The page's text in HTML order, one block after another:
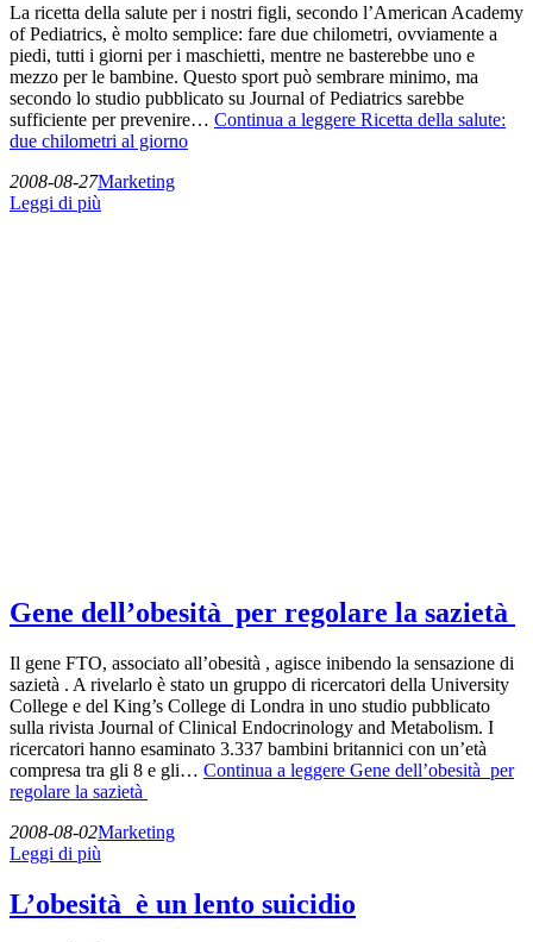
La ricetta della salute per i nostri figli, secondo l’American Academy
of Pediatrics, è molto semplice: fare due chilometri, ovviamente a
piedi, tutti i giorni per i maschietti, mentre ne basterebbe uno e
mezzo per le bambine. Questo sport può sembrare minimo, ma
secondo lo studio pubblicato su Journal of Pediatrics sarebbe
sufficiente per prevenire… Continua a leggere Ricetta della salute:
due chilometri al giorno
2008-08-27Marketing
Leggi di più
Gene dell’obesità per regolare la sazietà
Il gene FTO, associato all’obesità , agisce inibendo la sensazione di
sazietà . A rivelarlo è stato un gruppo di ricercatori della University
College e del King’s College di Londra in uno studio pubblicato
sulla rivista Journal of Clinical Endocrinology and Metabolism. I
ricercatori hanno esaminato 3.337 bambini britannici con un’età
compresa tra gli 8 e gli… Continua a leggere Gene dell’obesità per
regolare la sazietà
2008-08-02Marketing
Leggi di più
L’obesità è un lento suicidio